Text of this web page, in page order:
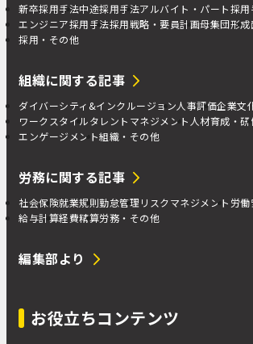
新卒採用手法中途採用手法アルバイト・パート採用
エンジニア採用手法採用戦略・要員計画母集団形成
採用・その他
組織に関する記事
ダイバーシティ&インクルージョン人事評価企業文
ワークスタイルタレントマネジメント 人材育成・研
エンゲージメント組織・その他
労務に関する記事
社会保険就業規則勤怠管理 リスクマネジメント 労
給与計算経費精算労務・その他
編集部より
お役立ちコンテンツ